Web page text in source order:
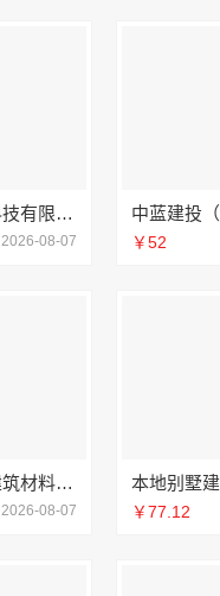
宁波雅美和居建材科技有限公司宁波奉化家装装修线下门店地址
2026-08-07 ￥52
海南万赢饰家新型建筑材料有限公司擅长水电规整
2026-08-07 ￥77.12